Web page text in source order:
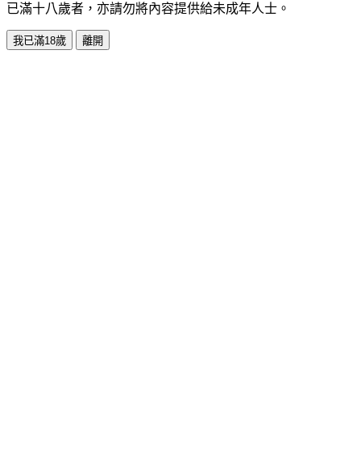
已滿十八歲者，亦請勿將內容提供給未成年人士。
我已滿18歲 離開